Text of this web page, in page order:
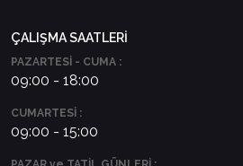
ÇALIŞMA SAATLERİ
PAZARTESİ - CUMA :
09:00 - 18:00
CUMARTESİ :
09:00 - 15:00